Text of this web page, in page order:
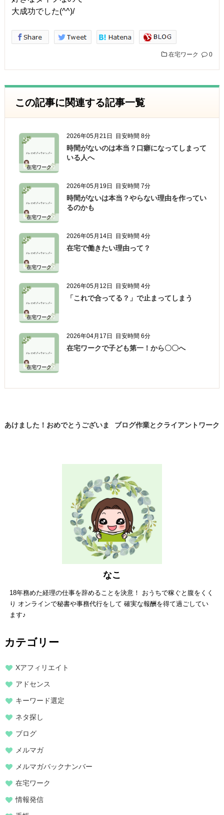
大成功でした(^^)/
在宅ワーク 0
この記事に関連する記事一覧
在宅ワーク
2026年05月21日 目安時間 8分
時間がないのは本当？口癖になってしまって
いる人へ
在宅ワーク
2026年05月19日 目安時間 7分
時間がないは本当？やらない理由を作ってい
るのかも
在宅ワーク
2026年05月14日 目安時間 4分
在宅で働きたい理由って？
在宅ワーク
2026年05月12日 目安時間 4分
「これで合ってる？」で止まってしまう
在宅ワーク
2026年04月17日 目安時間 6分
在宅ワークで子ども第一！から〇〇へ
あけました！おめでとうございま
ブログ作業とクライアントワーク
なこ
18年務めた経理の仕事を辞めることを決意！ おうちで稼ぐと腹をくく
り オンラインで秘書や事務代行をして 確実な報酬を得て過ごしてい
ます♪
カテゴリー
Xアフィリエイト
アドセンス
キーワード選定
ネタ探し
ブログ
メルマガ
メルマガバックナンバー
在宅ワーク
情報発信